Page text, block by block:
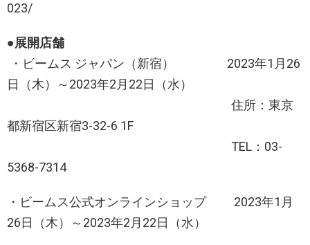
023/
●展開店舗
・ビームス ジャパン（新宿） 2023年1月26
日（木）～2023年2月22日（水）
住所：東京
都新宿区新宿3-32-6 1F
TEL：03-
5368-7314
・ビームス公式オンラインショップ 2023年1月
26日（木）～2023年2月22日（水）